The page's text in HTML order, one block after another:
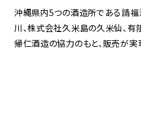
沖縄県内5つの酒造所である請
川、株式会社久米島の久米仙、
帰仁酒造の協力のもと、販売が実